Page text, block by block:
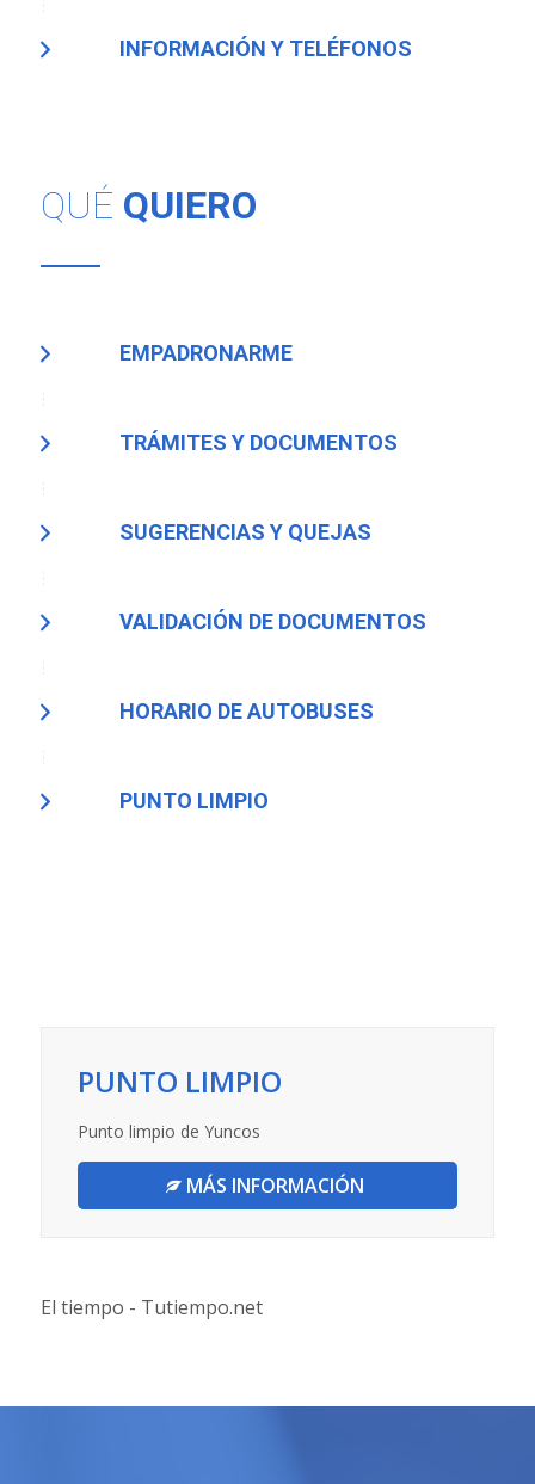
INFORMACIÓN Y TELÉFONOS
QUÉ QUIERO
EMPADRONARME
TRÁMITES Y DOCUMENTOS
SUGERENCIAS Y QUEJAS
VALIDACIÓN DE DOCUMENTOS
HORARIO DE AUTOBUSES
PUNTO LIMPIO
PUNTO LIMPIO
Punto limpio de Yuncos
MÁS INFORMACIÓN
El tiempo - Tutiempo.net